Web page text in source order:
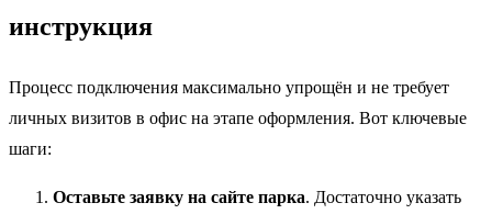
инструкция
Процесс подключения максимально упрощён и не требует
личных визитов в офис на этапе оформления. Вот ключевые
шаги:
Оставьте заявку на сайте парка. Достаточно указать